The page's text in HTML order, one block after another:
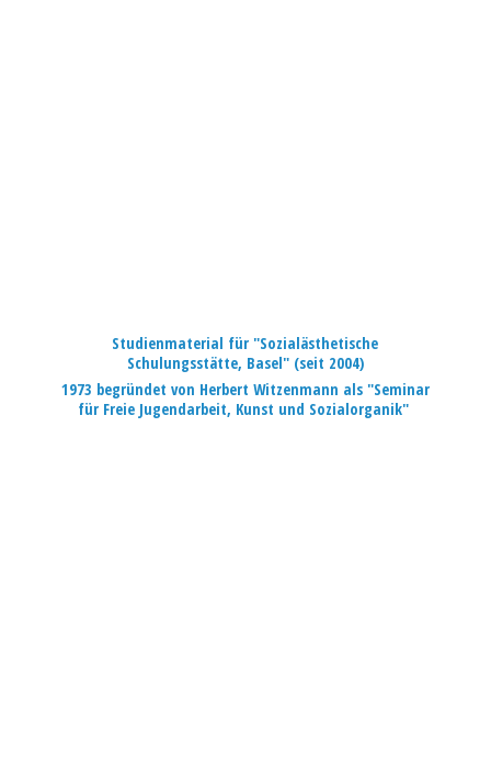
Studienmaterial für "Sozialästhetische
Schulungsstätte, Basel" (seit 2004)
1973 begründet von Herbert Witzenmann als "Seminar
für Freie Jugendarbeit, Kunst und Sozialorganik"